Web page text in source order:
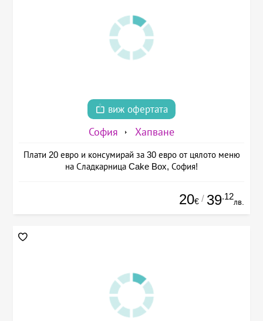
виж офертата
София Хапване
Плати 20 евро и консумирай за 30 евро от цялото меню
на Сладкарница Cake Box, София!
20€ / 39.12
лв.